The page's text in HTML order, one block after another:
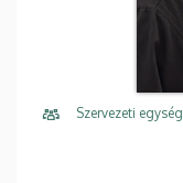
Szervezeti egység